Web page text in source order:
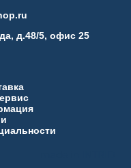
д.48/5, офис 25